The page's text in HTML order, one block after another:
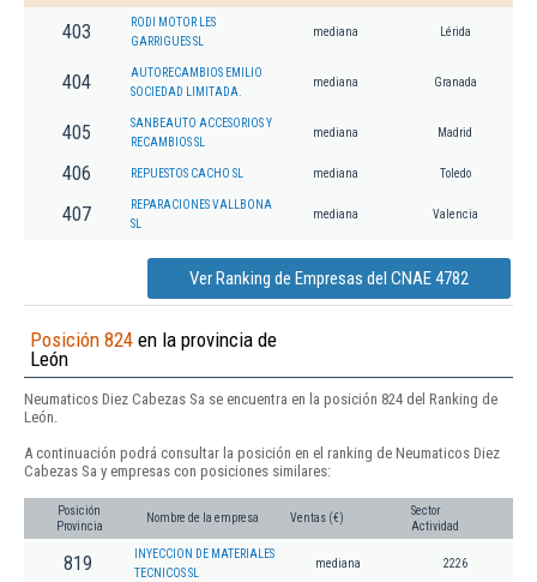
403
RODI MOTOR LES
GARRIGUES SL
mediana Lérida
404
AUTORECAMBIOS EMILIO
SOCIEDAD LIMITADA.
mediana Granada
405
SANBEAUTO ACCESORIOS Y
RECAMBIOS SL
mediana Madrid
406 REPUESTOS CACHO SL mediana Toledo
407
REPARACIONES VALLBONA
SL
mediana Valencia
Ver Ranking de Empresas del CNAE 4782
Posición 824 en la provincia de
León
Neumaticos Diez Cabezas Sa se encuentra en la posición 824 del Ranking de
León.
A continuación podrá consultar la posición en el ranking de Neumaticos Diez
Cabezas Sa y empresas con posiciones similares:
Posición
Provincia
Nombre de la empresa Ventas (€)
Sector
Actividad
819
INYECCION DE MATERIALES
TECNICOS SL
mediana 2226